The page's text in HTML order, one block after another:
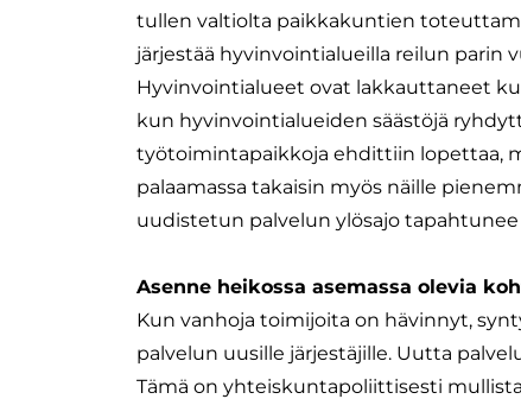
tullen valtiolta paikkakuntien
järjestää hyvinvointialueilla reilun parin
Hyvinvointialueet ovat lakkauttaneet
kun hyvinvointialueiden säästöjä
työtoimintapaikkoja ehdittiin lopettaa,
palaamassa takaisin myös näille
uudistetun palvelun ylösajo
Asenne heikossa asemassa olevia
Kun vanhoja toimijoita on hävinnyt,
palvelun uusille järjestäjille. Uutta
Tämä on yhteiskuntapoliittisesti